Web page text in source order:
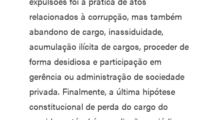
relacionados à corrupção, mas também
abandono de cargo, inassiduidade,
acumulação ilícita de cargos, proceder de
forma desidiosa e participação em
gerência ou administração de sociedade
privada. Finalmente, a última hipótese
constitucional de perda do cargo do